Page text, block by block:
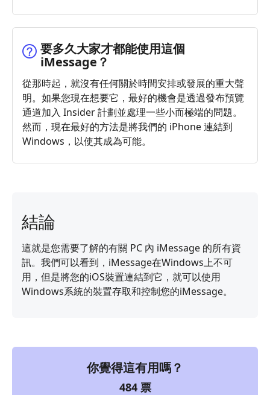
要多久大家才都能使用這個
iMessage？
從那時起，就沒有任何關於時間安排或發展的重大聲
明。如果您現在想要它，最好的機會是透過發布預覽
通道加入 Insider 計劃並處理一些小而極端的問題。
然而，現在最好的方法是將我們的 iPhone 連結到
Windows，以使其成為可能。
結論
這就是您需要了解的有關 PC 內 iMessage 的所有資
訊。我們可以看到，iMessage在Windows上不可
用，但是將您的iOS裝置連結到它，就可以使用
Windows系統的裝置存取和控制您的iMessage。
你覺得這有用嗎？
484票